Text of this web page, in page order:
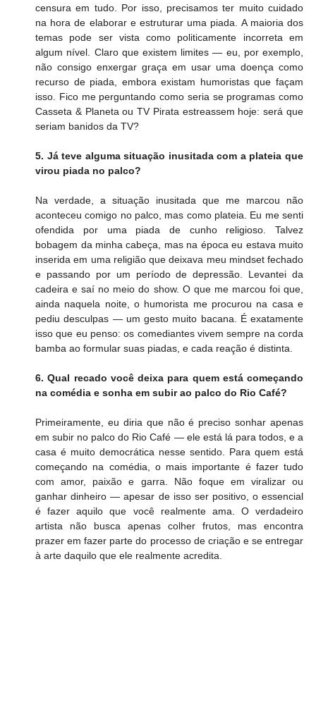
censura em tudo. Por isso, precisamos ter muito cuidado
na hora de elaborar e estruturar uma piada. A maioria dos
temas pode ser vista como politicamente incorreta em
algum nível. Claro que existem limites — eu, por exemplo,
não consigo enxergar graça em usar uma doença como
recurso de piada, embora existam humoristas que façam
isso. Fico me perguntando como seria se programas como
Casseta & Planeta ou TV Pirata estreassem hoje: será que
seriam banidos da TV?
5. Já teve alguma situação inusitada com a plateia que
virou piada no palco?
Na verdade, a situação inusitada que me marcou não
aconteceu comigo no palco, mas como plateia. Eu me senti
ofendida por uma piada de cunho religioso. Talvez
bobagem da minha cabeça, mas na época eu estava muito
inserida em uma religião que deixava meu mindset fechado
e passando por um período de depressão. Levantei da
cadeira e saí no meio do show. O que me marcou foi que,
ainda naquela noite, o humorista me procurou na casa e
pediu desculpas — um gesto muito bacana. É exatamente
isso que eu penso: os comediantes vivem sempre na corda
bamba ao formular suas piadas, e cada reação é distinta.
6. Qual recado você deixa para quem está começando
na comédia e sonha em subir ao palco do Rio Café?
Primeiramente, eu diria que não é preciso sonhar apenas
em subir no palco do Rio Café — ele está lá para todos, e a
casa é muito democrática nesse sentido. Para quem está
começando na comédia, o mais importante é fazer tudo
com amor, paixão e garra. Não foque em viralizar ou
ganhar dinheiro — apesar de isso ser positivo, o essencial
é fazer aquilo que você realmente ama. O verdadeiro
artista não busca apenas colher frutos, mas encontra
prazer em fazer parte do processo de criação e se entregar
à arte daquilo que ele realmente acredita.